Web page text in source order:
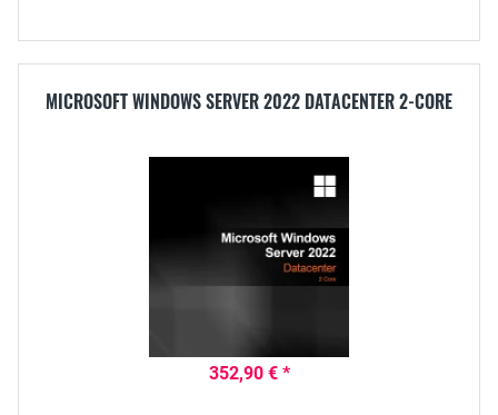
MICROSOFT WINDOWS SERVER 2022 DATACENTER 2-CORE
352,90 € *